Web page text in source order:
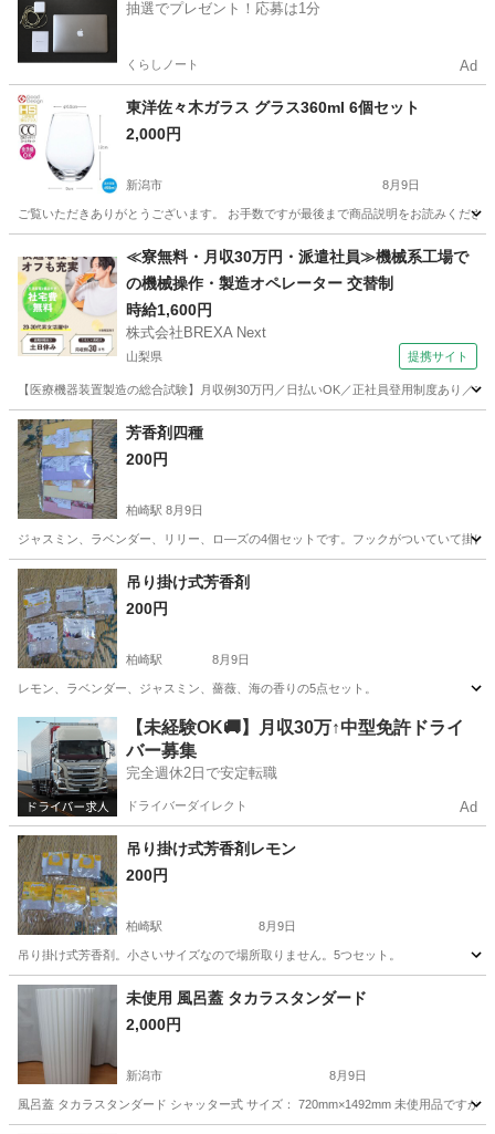
抽選でプレゼント！応募は1分
くらしノート Ad
東洋佐々木ガラス グラス360ml 6個セット
2,000円
新潟市 8月9日
ご覧いただきありがとうございます。 お手数ですが最後まで商品説明をお読みくだ
食器 東洋佐々木ガラス
≪寮無料・月収30万円・派遣社員≫機械系工場で
の機械操作・製造オペレーター 交替制
時給1,600円
株式会社BREXA Next
山梨県 提携サイト
【医療機器装置製造の総合試験】月収例30万円／日払いOK／正社員登用制度あり
山梨 その他
芳香剤四種
200円
柏崎駅 8月9日
ジャスミン、ラベンダー、リリー、ロ―ズの4個セットです。フックがついていて掛け
新潟 柏崎市 柏崎駅 芳香剤、消臭剤
吊り掛け式芳香剤
200円
柏崎駅 8月9日
レモン、ラベンダー、ジャスミン、薔薇、海の香りの5点セット。
新潟 柏崎市 柏崎駅 芳香剤、消臭剤 芳香剤
【未経験OK🚚】月収30万↑中型免許ドライ
バー募集
完全週休2日で安定転職
ドライバーダイレクト Ad
吊り掛け式芳香剤レモン
200円
柏崎駅 8月9日
吊り掛け式芳香剤。小さいサイズなので場所取りません。5つセット。
新潟 柏崎市 柏崎駅 芳香剤、消臭剤 芳香剤
未使用 風呂蓋 タカラスタンダード
2,000円
新潟市 8月9日
風呂蓋 タカラスタンダード シャッター式 サイズ： 720mm×1492mm 未使用品ですが